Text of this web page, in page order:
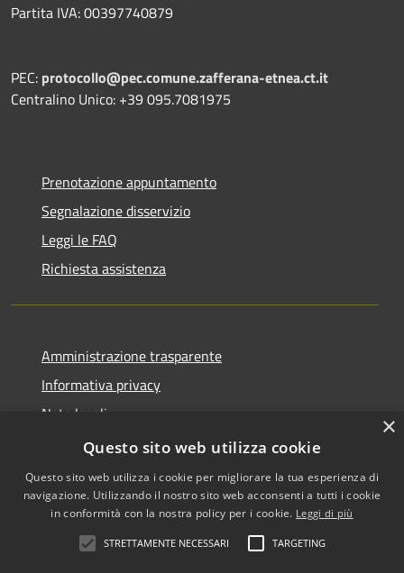
Partita IVA: 00397740879
PEC: protocollo@pec.comune.zafferana-etnea.ct.it
Centralino Unico: +39 095.7081975
Prenotazione appuntamento
Segnalazione disservizio
Leggi le FAQ
Richiesta assistenza
Amministrazione trasparente
Informativa privacy
Note legali
Dichiarazione di accessibilità
Accessibilità
Copyright © 2026 • Comune di
Zafferana Etnea • Powered by
×
Questo sito web utilizza cookie
Questo sito web utilizza i cookie per migliorare la tua esperienza di
navigazione. Utilizzando il nostro sito web acconsenti a tutti i cookie
in conformità con la nostra policy per i cookie. Leggi di più
STRETTAMENTE NECESSARI TARGETING